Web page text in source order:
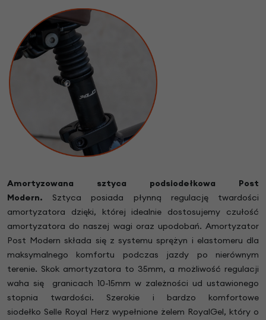
Amortyzowana sztyca podsiodełkowa Post
Modern. Sztyca posiada płynną regulację twardości
amortyzatora dzięki, której idealnie dostosujemy czułość
amortyzatora do naszej wagi oraz upodobań. Amortyzator
Post Modern składa się z systemu sprężyn i elastomeru dla
maksymalnego komfortu podczas jazdy po nierównym
terenie. Skok amortyzatora to 35mm, a możliwość regulacji
waha się granicach 10-15mm w zależności ud ustawionego
stopnia twardości. Szerokie i bardzo komfortowe
siodełko Selle Royal Herz wypełnione żelem RoyalGel, który o